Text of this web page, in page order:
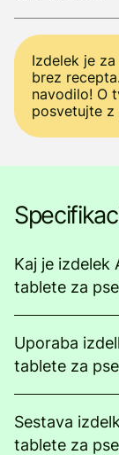
Izdelek je
brez
navodilo! O
posvetujte z
Kaj je izdelek
tablete za
Uporaba izdelka AdTab 900 mg
tablete za pse
Sestava izdelka AdTab 900 mg
tablete za pse